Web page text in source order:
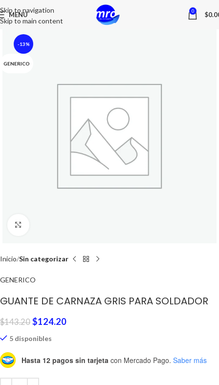
Skip to navigation
Skip to main content
MENU 0 $
-13%
GENERICO
Inicio Sin categorizar
GENERICO
GUANTE DE CARNAZA GRIS PARA SOLDADOR
$143.20 $124.20
5 disponibles
Hasta 12 pagos sin tarjeta con Mercado Pago. Saber más